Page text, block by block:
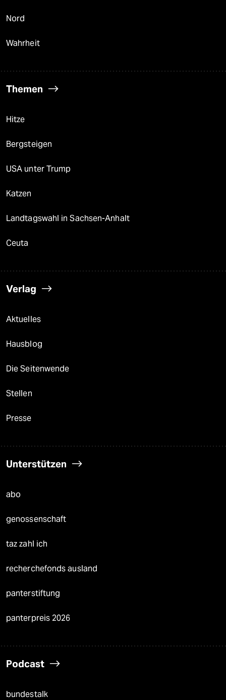
Nord
Wahrheit
Themen
Hitze
Bergsteigen
USA unter Trump
Katzen
Landtagswahl in Sachsen-Anhalt
Ceuta
Verlag
Aktuelles
Hausblog
Die Seitenwende
Stellen
Presse
Unterstützen
abo
genossenschaft
taz zahl ich
recherchefonds ausland
panterstiftung
panterpreis 2026
Podcast
bundestalk